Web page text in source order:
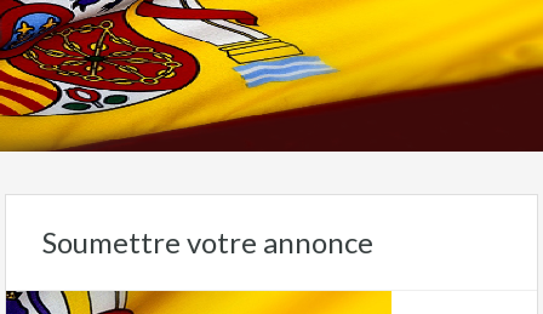
Soumettre votre annonce